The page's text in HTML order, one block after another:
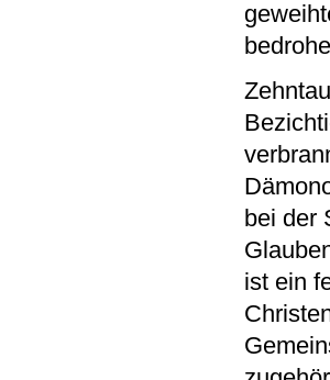
bei der
ist ein